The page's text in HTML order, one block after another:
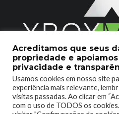
2020 © Xboxmania. Todos
SOBRE O XBOX
ENCONTROU
Acreditamos que seus
propriedade e
privacidade e
Usamos cookies em nosso site
experiência mais relevante,
visitas passadas. Ao clicar em
com o uso de TODOS os